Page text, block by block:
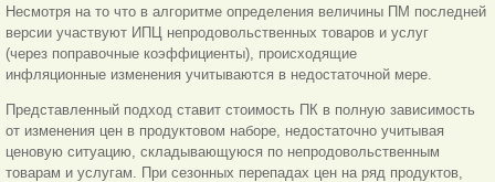
Несмотря на то что в алгоритме определения величины ПМ последней
версии участвуют ИПЦ непродовольственных товаров и услуг
(через поправочные коэффициенты), происходящие
инфляционные изменения учитываются в недостаточной мере.
Представленный подход ставит стоимость ПК в полную зависимость
от изменения цен в продуктовом наборе, недостаточно учитывая
ценовую ситуацию, складывающуюся по непродовольственным
товарам и услугам. При сезонных перепадах цен на ряд продуктов,